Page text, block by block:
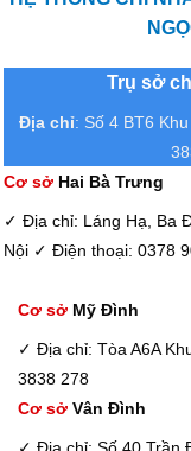
Trụ sở
Địa chỉ: Số 4 BT6
Cơ sởHai Bà Trưng
✓ Địa chỉ: Láng Hạ, Ba
Nội ✓ Điện thoại: 0378
Cơ sở Mỹ Đình
✓ Địa chỉ: Tòa A6A
3838 278
Cơ sở Vân Đình
✓ Địa chỉ: Số 40 Trần